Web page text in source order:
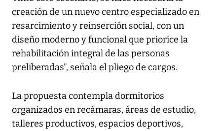
creación de un nuevo centro especializado en
resarcimiento y reinserción social, con un
diseño moderno y funcional que priorice la
rehabilitación integral de las personas
preliberadas”, señala el pliego de cargos.
La propuesta contempla dormitorios
organizados en recámaras, áreas de estudio,
talleres productivos, espacios deportivos,